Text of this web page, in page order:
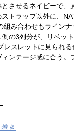
させるネイビーで、
トラップ以外に、
組み合わせもライン
の3列分が、リベッ
レスレットに見られ
ンテージ感に合う。
巻き